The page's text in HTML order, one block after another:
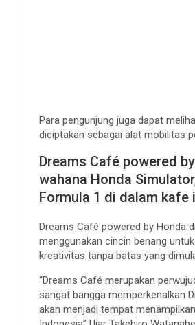
Para pengunjung juga dapat
diciptakan sebagai alat mobilitas
Dreams Café powered
wahana Honda
Formula 1 di dalam kafe
Dreams Café powered by Honda
menggunakan cincin benang
kreativitas tanpa batas yang
“Dreams Café merupakan
sangat bangga memperkenalkan
akan menjadi tempat